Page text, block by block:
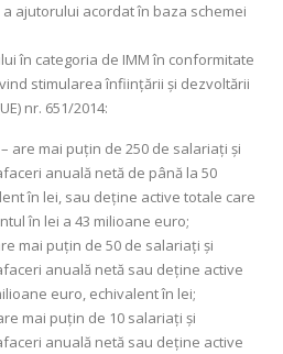
ajutorului acordat în baza schemei
în categoria de IMM în conformitate
stimularea înființării și dezvoltării
nr. 651/2014:
are mai puțin de 250 de salariați și
anuală netă de până la 50
în lei, sau deține active totale care
în lei a 43 milioane euro;
mai puțin de 50 de salariați și
anuală netă sau deține active
euro, echivalent în lei;
mai puțin de 10 salariați și
anuală netă sau deține active